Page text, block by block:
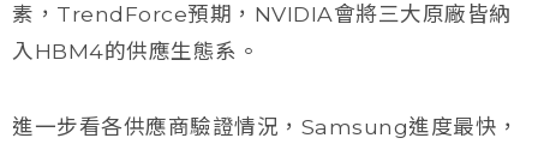
素，TrendForce預期，NVIDIA會將三大原廠皆納
入HBM4的供應生態系。
進一步看各供應商驗證情況，Samsung進度最快，